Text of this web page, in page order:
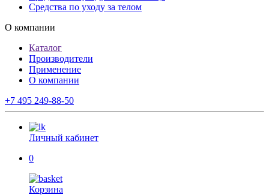
Средства по уходу за телом
О компании
Каталог
Производители
Применение
О компании
+7 495 249-88-50
Личный кабинет
0
Корзина